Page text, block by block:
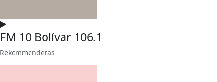
FM 10 Bolívar 106.1
Rekommenderas